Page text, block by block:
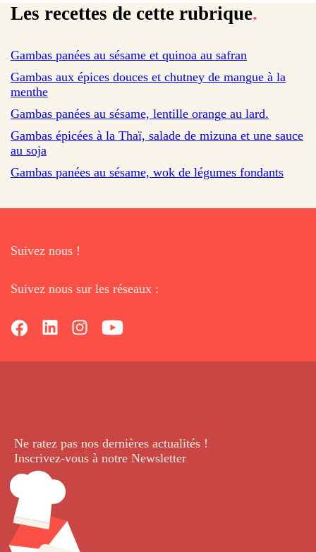
Les recettes de cette rubrique.
Gambas panées au sésame et quinoa au safran
Gambas aux épices douces et chutney de mangue à la
menthe
Gambas panées au sésame, lentille orange au lard.
Gambas épicées à la Thaï, salade de mizuna et une sauce
au soja
Gambas panées au sésame, wok de légumes fondants
Suivez nous !
Suivez nous sur les réseaux :
Ne ratez pas nos dernières actualités !
Inscrivez-vous à notre Newsletter.